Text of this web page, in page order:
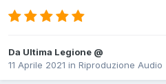
Da Ultima Legione @
11 Aprile 2021 in Riproduzione Audio